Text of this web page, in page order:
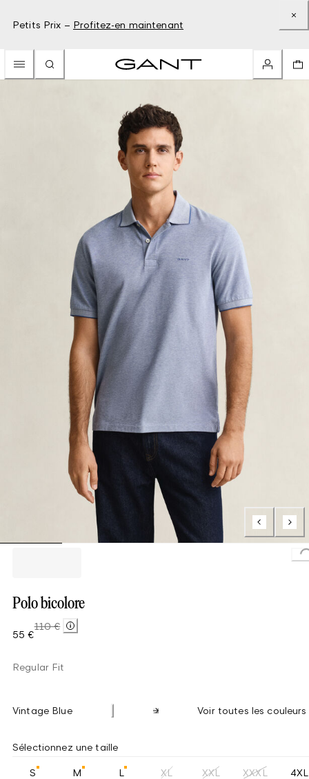
Petits Prix – Profitez-en maintenant
Polo bicolore
55 €
110 €
Regular Fit
Vintage Blue Voir toutes les couleurs
Sélectionnez une taille
S M L XL XXL XXXL 4XL